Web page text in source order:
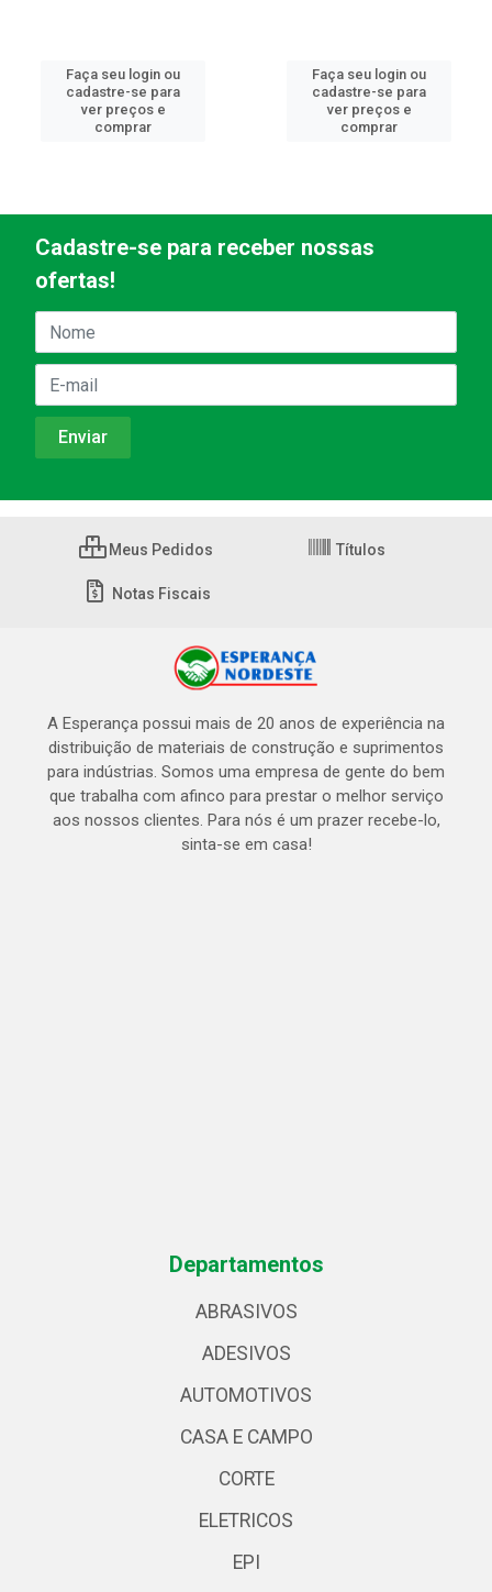
Faça seu login ou
cadastre-se para
ver preços e
comprar
Faça seu login ou
cadastre-se para
ver preços e
comprar
Cadastre-se para receber nossas
ofertas!
Meus Pedidos Títulos
Notas Fiscais
A Esperança possui mais de 20 anos de experiência na
distribuição de materiais de construção e suprimentos
para indústrias. Somos uma empresa de gente do bem
que trabalha com afinco para prestar o melhor serviço
aos nossos clientes. Para nós é um prazer recebe-lo,
sinta-se em casa!
Departamentos
ABRASIVOS
ADESIVOS
AUTOMOTIVOS
CASA E CAMPO
CORTE
ELETRICOS
EPI